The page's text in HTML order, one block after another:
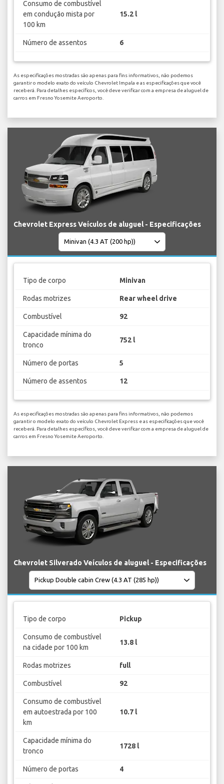
Consumo de combustível
em condução mista por
100 km
15.2 l
Número de assentos 6
As especificações mostradas são apenas para fins informativos, não podemos
garantir o modelo exato do veículo Chevrolet Impala e as especificações que você
receberá. Para detalhes específicos, você deve verificar com a empresa de aluguel de
carros em Fresno Yosemite Aeroporto.
Chevrolet Express Veículos de aluguel - Especificações
Tipo de corpo Minivan
Rodas motrizes Rear wheel drive
Combustível 92
Capacidade mínima do
tronco
752 l
Número de portas 5
Número de assentos 12
As especificações mostradas são apenas para fins informativos, não podemos
garantir o modelo exato do veículo Chevrolet Express e as especificações que você
receberá. Para detalhes específicos, você deve verificar com a empresa de aluguel de
carros em Fresno Yosemite Aeroporto.
Chevrolet Silverado Veículos de aluguel - Especificações
Tipo de corpo Pickup
Consumo de combustível
na cidade por 100 km
13.8 l
Rodas motrizes full
Combustível 92
Consumo de combustível
em autoestrada por 100
km
10.7 l
Capacidade mínima do
tronco
1728 l
Número de portas 4